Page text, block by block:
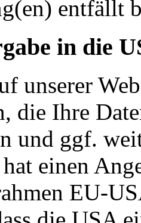
entfällt
in die
unserer
die Ihre
und ggf.
einen
EU-